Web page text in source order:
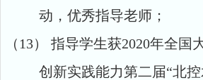
动，优秀指导老师；
（13） 指导学生获2020年全国
创新实践能力第二届“北